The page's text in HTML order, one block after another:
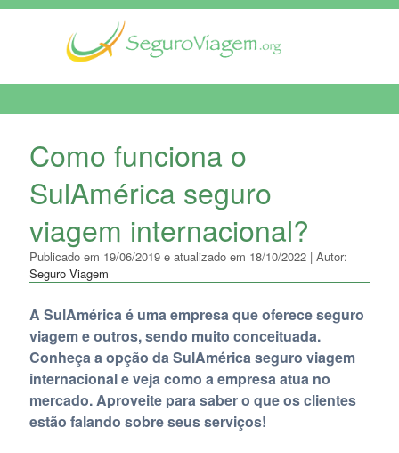
Como funciona o
SulAmérica seguro
viagem internacional?
Publicado em 19/06/2019 e atualizado em 18/10/2022 | Autor:
Seguro Viagem
A SulAmérica é uma empresa que oferece seguro
viagem e outros, sendo muito conceituada.
Conheça a opção da SulAmérica seguro viagem
internacional e veja como a empresa atua no
mercado. Aproveite para saber o que os clientes
estão falando sobre seus serviços!